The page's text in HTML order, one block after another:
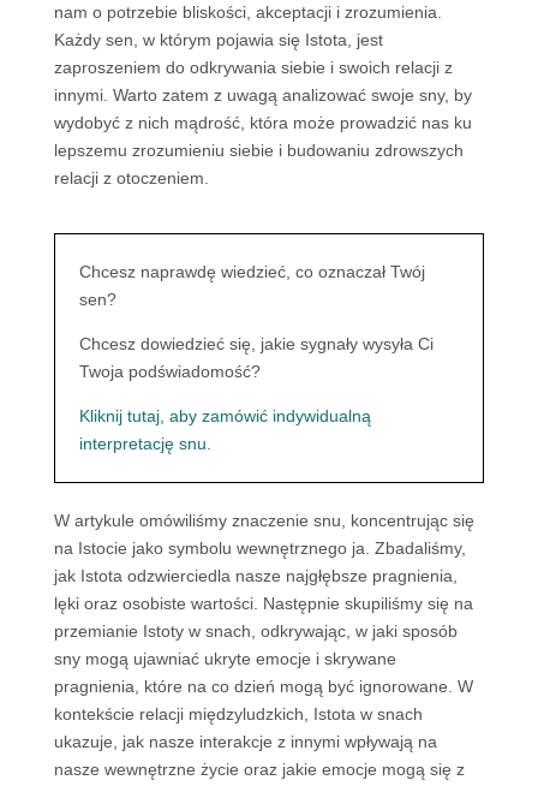
nam o potrzebie bliskości, akceptacji i zrozumienia.
Każdy sen, w którym pojawia się Istota, jest
zaproszeniem do odkrywania siebie i swoich relacji z
innymi. Warto zatem z uwagą analizować swoje sny, by
wydobyć z nich mądrość, która może prowadzić nas ku
lepszemu zrozumieniu siebie i budowaniu zdrowszych
relacji z otoczeniem.
Chcesz naprawdę wiedzieć, co oznaczał Twój
sen?
Chcesz dowiedzieć się, jakie sygnały wysyła Ci
Twoja podświadomość?
Kliknij tutaj, aby zamówić indywidualną
interpretację snu.
W artykule omówiliśmy znaczenie snu, koncentrując się
na Istocie jako symbolu wewnętrznego ja. Zbadaliśmy,
jak Istota odzwierciedla nasze najgłębsze pragnienia,
lęki oraz osobiste wartości. Następnie skupiliśmy się na
przemianie Istoty w snach, odkrywając, w jaki sposób
sny mogą ujawniać ukryte emocje i skrywane
pragnienia, które na co dzień mogą być ignorowane. W
kontekście relacji międzyludzkich, Istota w snach
ukazuje, jak nasze interakcje z innymi wpływają na
nasze wewnętrzne życie oraz jakie emocje mogą się z